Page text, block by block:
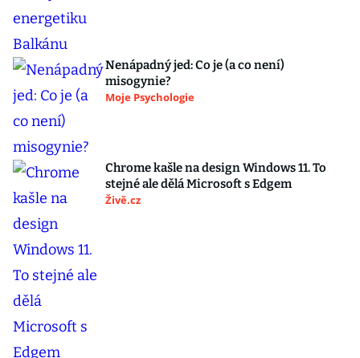
Nenápadný jed: Co je (a co není)
misogynie?
Moje Psychologie
Chrome kašle na design Windows 11. To
stejné ale dělá Microsoft s Edgem
Živě.cz